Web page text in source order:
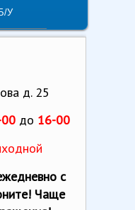
У
д. 25
до 16-00
с
Чаще